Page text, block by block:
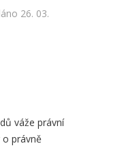
26. 03.
váže právní
právně